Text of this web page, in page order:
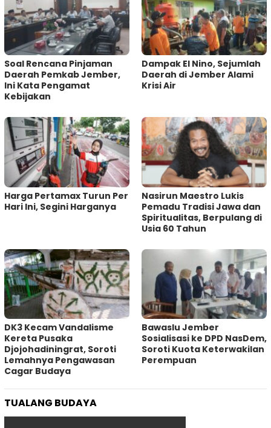
‎Soal Rencana Pinjaman
Daerah Pemkab Jember,
Ini Kata Pengamat
Kebijakan ‎
Dampak El Nino, Sejumlah
Daerah di Jember Alami
Krisi Air
Harga Pertamax Turun Per
Hari Ini, Segini Harganya
‎Nasirun Maestro Lukis
Pemadu Tradisi Jawa dan
Spiritualitas, Berpulang di
Usia 60 Tahun
DK3 Kecam Vandalisme
Kereta Pusaka
Djojohadiningrat, Soroti
Lemahnya Pengawasan
Cagar Budaya
Bawaslu Jember
Sosialisasi ke DPD NasDem,
Soroti Kuota Keterwakilan
Perempuan
TUALANG BUDAYA